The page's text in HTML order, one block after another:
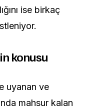
ise birkaç
konusu
uyanan ve
mahsur kalan